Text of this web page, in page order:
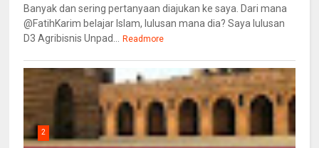
Banyak dan sering pertanyaan diajukan ke saya. Dari mana
@FatihKarim belajar Islam, lulusan mana dia? Saya lulusan
D3 Agribisnis Unpad... Readmore
2